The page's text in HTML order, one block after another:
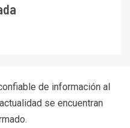
de información al
se encuentran